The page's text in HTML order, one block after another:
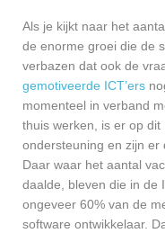
Als je kijkt naar het
de enorme groei die de
verbazen dat ook de
gemotiveerde ICT’ers
momenteel in verband
thuis werken, is er op
ondersteuning en zijn er
Daar waar het aantal
daalde, bleven die in de
ongeveer 60% van de
software ontwikkelaar.